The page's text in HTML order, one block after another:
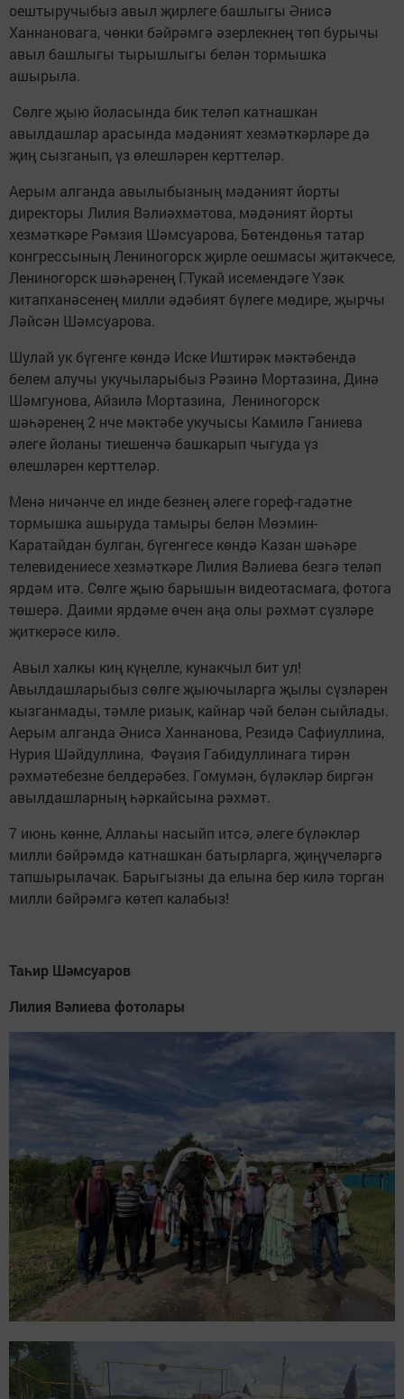
оештыручыбыз авыл җирлеге башлыгы Әнисә
Ханнановага, чөнки бәйрәмгә әзерлекнең төп бурычы
авыл башлыгы тырышлыгы белән тормышка
ашырыла.
Сөлге җыю йоласында бик теләп катнашкан
авылдашлар арасында мәдәният хезмәткәрләре дә
җиң сызганып, үз өлешләрен керттеләр.
Аерым алганда авылыбызның мәдәният йорты
директоры Лилия Вәлиәхмәтова, мәдәният йорты
хезмәткәре Рәмзия Шәмсуарова, Бөтендөнья татар
конгрессының Лениногорск җирле оешмасы җитәкчесе,
Лениногорск шәһәренең Г.Тукай исемендәге Үзәк
китапханәсенең милли әдәбият бүлеге мөдире, җырчы
Ләйсән Шәмсуарова.
Шулай ук бүгенге көндә Иске Иштирәк мәктәбендә
белем алучы укучыларыбыз Рәзинә Мортазина, Динә
Шәмгунова, Айзилә Мортазина, Лениногорск
шәһәренең 2 нче мәктәбе укучысы Камилә Ганиева
әлеге йоланы тиешенчә башкарып чыгуда үз
өлешләрен керттеләр.
Менә ничәнче ел инде безнең әлеге гореф-гадәтне
тормышка ашыруда тамыры белән Мөэмин-
Каратайдан булган, бүгенгесе көндә Казан шәһәре
телевидениесе хезмәткәре Лилия Вәлиева безгә теләп
ярдәм итә. Сөлге җыю барышын видеотасмага, фотога
төшерә. Даими ярдәме өчен аңа олы рәхмәт сүзләре
җиткерәсе килә.
Авыл халкы киң күңелле, кунакчыл бит ул!
Авылдашларыбыз сөлге җыючыларга җылы сүзләрен
кызганмады, тәмле ризык, кайнар чәй белән сыйлады.
Аерым алганда Әнисә Ханнанова, Резидә Сафиуллина,
Нурия Шәйдуллина, Фәүзия Габидуллинага тирән
рәхмәтебезне белдерәбез. Гомумән, бүләкләр биргән
авылдашларның һәркайсына рәхмәт.
7 июнь көнне, Аллаһы насыйп итсә, әлеге бүләкләр
милли бәйрәмдә катнашкан батырларга, җиңүчеләргә
тапшырылачак. Барыгызны да елына бер килә торган
милли бәйрәмгә көтеп калабыз!
Таһир Шәмсуаров
Лилия Вәлиева фотолары